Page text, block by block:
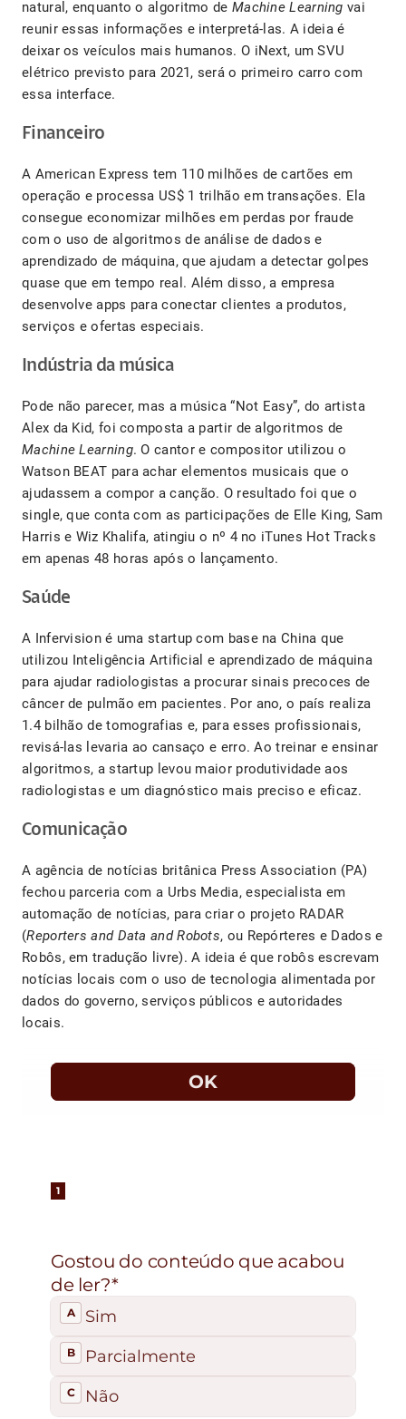
natural, enquanto o algoritmo de Machine Learning vai
reunir essas informações e interpretá-las. A ideia é
deixar os veículos mais humanos. O iNext, um SVU
elétrico previsto para 2021, será o primeiro carro com
essa interface.
Financeiro
A American Express tem 110 milhões de cartões em
operação e processa US$ 1 trilhão em transações. Ela
consegue economizar milhões em perdas por fraude
com o uso de algoritmos de análise de dados e
aprendizado de máquina, que ajudam a detectar golpes
quase que em tempo real. Além disso, a empresa
desenvolve apps para conectar clientes a produtos,
serviços e ofertas especiais.
Indústria da música
Pode não parecer, mas a música “Not Easy”, do artista
Alex da Kid, foi composta a partir de algoritmos de
Machine Learning. O cantor e compositor utilizou o
Watson BEAT para achar elementos musicais que o
ajudassem a compor a canção. O resultado foi que o
single, que conta com as participações de Elle King, Sam
Harris e Wiz Khalifa, atingiu o nº 4 no iTunes Hot Tracks
em apenas 48 horas após o lançamento.
Saúde
A Infervision é uma startup com base na China que
utilizou Inteligência Artificial e aprendizado de máquina
para ajudar radiologistas a procurar sinais precoces de
câncer de pulmão em pacientes. Por ano, o país realiza
1.4 bilhão de tomografias e, para esses profissionais,
revisá-las levaria ao cansaço e erro. Ao treinar e ensinar
algoritmos, a startup levou maior produtividade aos
radiologistas e um diagnóstico mais preciso e eficaz.
Comunicação
A agência de notícias britânica Press Association (PA)
fechou parceria com a Urbs Media, especialista em
automação de notícias, para criar o projeto RADAR
(Reporters and Data and Robots, ou Repórteres e Dados e
Robôs, em tradução livre). A ideia é que robôs escrevam
notícias locais com o uso de tecnologia alimentada por
dados do governo, serviços públicos e autoridades
locais.